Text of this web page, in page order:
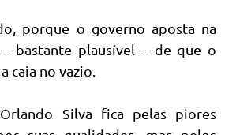
porque o governo aposta na
bastante plausível – de que o
caia no vazio.
Silva fica pelas piores